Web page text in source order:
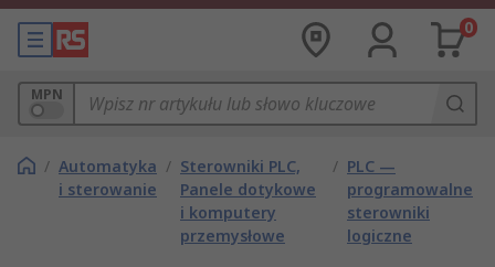
0
MPN
/ Automatyka
i sterowanie
/ Sterowniki PLC,
Panele dotykowe
i komputery
przemysłowe
/ PLC —
programowalne
sterowniki
logiczne